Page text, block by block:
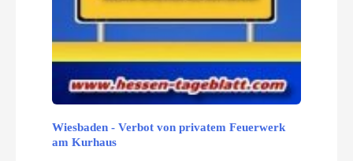
Wiesbaden - Verbot von privatem Feuerwerk
am Kurhaus